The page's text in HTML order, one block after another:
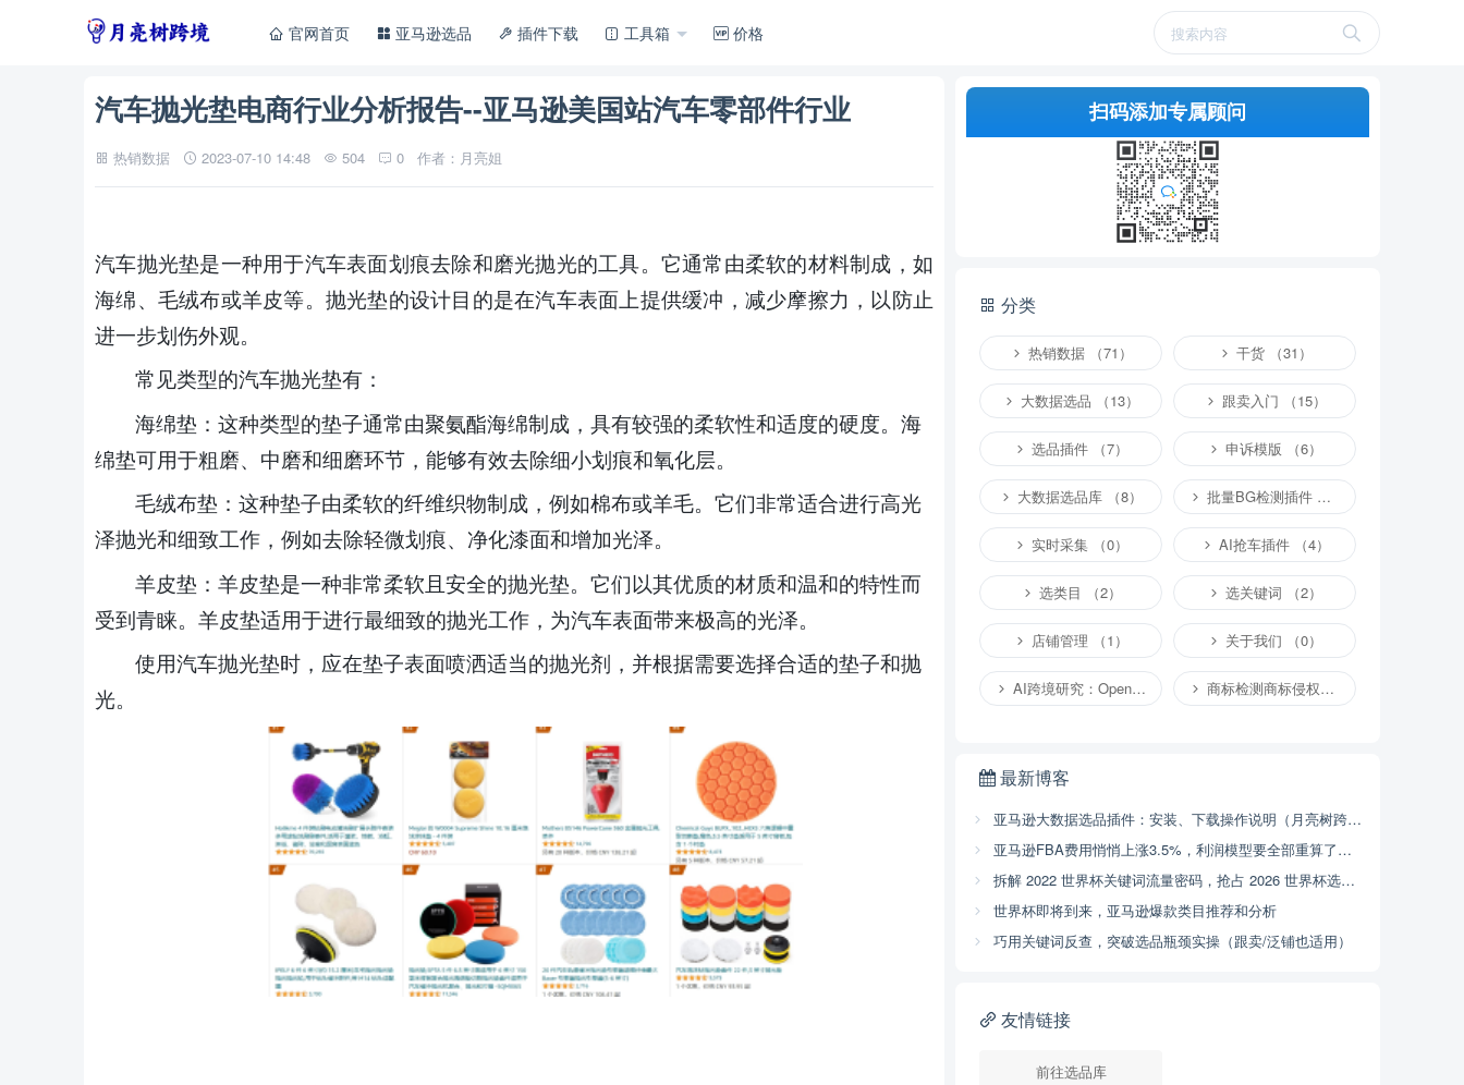
官网首页 亚马逊选品 插件下载 工具箱 价格
汽车抛光垫电商行业分析报告--亚马逊美国站汽车零部件行业
热销数据 2023-07-10 14:48 504 0 作者：月亮姐
汽车抛光垫是一种用于汽车表面划痕去除和磨光抛光的工具。它通常由柔软的材料制成，如
海绵、毛绒布或羊皮等。抛光垫的设计目的是在汽车表面上提供缓冲，减少摩擦力，以防止
进一步划伤外观。
常见类型的汽车抛光垫有 ：
海绵垫：这种类型的垫子通常由聚氨酯海绵制成，具有较强的柔软性和适度的硬度。海
绵垫可用于粗磨、中磨和细磨环节，能够有效去除细小划痕和氧化层。
毛绒布垫：这种垫子由柔软的纤维织物制成，例如棉布或羊毛。它们非常适合进行高光
泽抛光和细致工作，例如去除轻微划痕、净化漆面和增加光泽。
羊皮垫：羊皮垫是一种非常柔软且安全的抛光垫。它们以其优质的材质和温和的特性而
受到青睐。羊皮垫适用于进行最细致的抛光工作，为汽车表面带来极高的光泽。
使用汽车抛光垫时，应在垫子表面喷洒适当的抛光剂，并根据需要选择合适的垫子和抛
光。
扫码添加专属顾问
分类
热销数据 （71） 干货 （31）
大数据选品 （13） 跟卖入门 （15）
选品插件 （7） 申诉模版 （6）
大数据选品库 （8） 批量BG检测插件 （4）
实时采集 （0） AI抢车插件 （4）
选类目 （2） 选关键词 （2）
店铺管理 （1） 关于我们 （0）
AI跨境研究：OpenClaw小龙虾等应用 （2） 商标检测商标侵权专栏 （1）
最新博客
亚马逊大数据选品插件：安装、下载操作说明（月亮树跨境）
亚马逊FBA费用悄悄上涨3.5%，利润模型要全部重算了（2026年4月17号已开始执行，附解决方案）
拆解 2022 世界杯关键词流量密码，抢占 2026 世界杯选品商机
世界杯即将到来，亚马逊爆款类目推荐和分析
巧用关键词反查，突破选品瓶颈实操（跟卖/泛铺也适用）
友情链接
前往选品库